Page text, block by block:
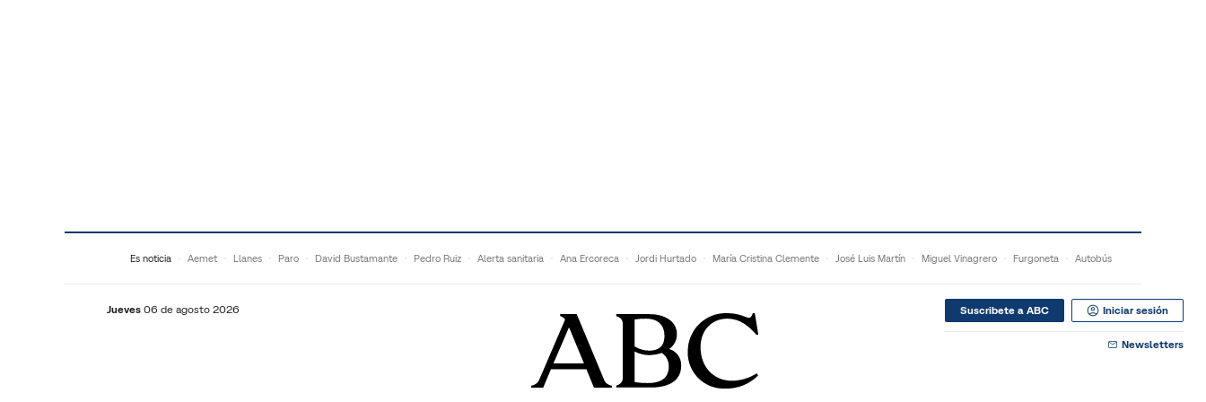
Es noticia Aemet Llanes Paro David Bustamante Pedro Ruiz Alerta sanitaria Ana Ercoreca Jordi Hurtado María Cristina Clemente José Luis Martín Miguel Vinagrero Furgoneta Autobús
Jueves 06 de agosto 2026 Suscribete a ABC Iniciar sesión
Newsletters